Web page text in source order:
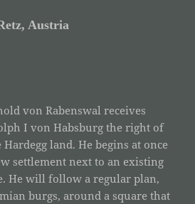
Austria
von Rabenswal receives
I von Habsburg the right of
land. He begins at once
settlement next to an existing
He will follow a regular plan,
burgs, around a square that